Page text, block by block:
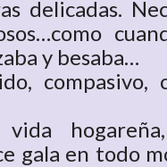
delicadas.
y besaba…
vida
gala en todo